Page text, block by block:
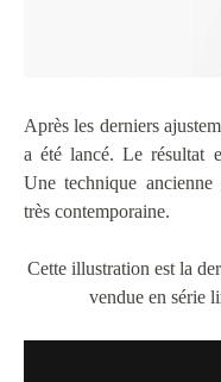
Après les derniers
a été lancé. Le résultat
Une technique ancienne
très contemporaine.
Cette illustration est la
vendue en série